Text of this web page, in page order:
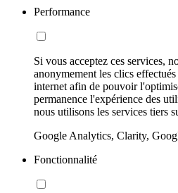
Performance
Si vous acceptez ces services,
anonymement les clics
internet afin de pouvoir
permanence l'expérience des
nous utilisons les services tiers
Google Analytics, Clarity,
Fonctionnalité